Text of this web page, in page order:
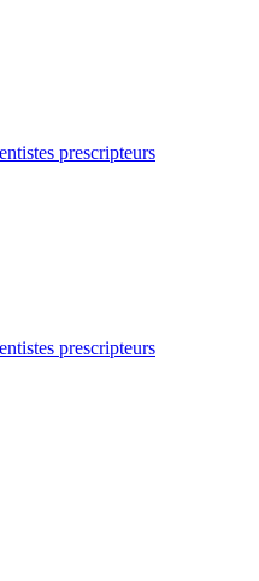
prescripteurs
prescripteurs